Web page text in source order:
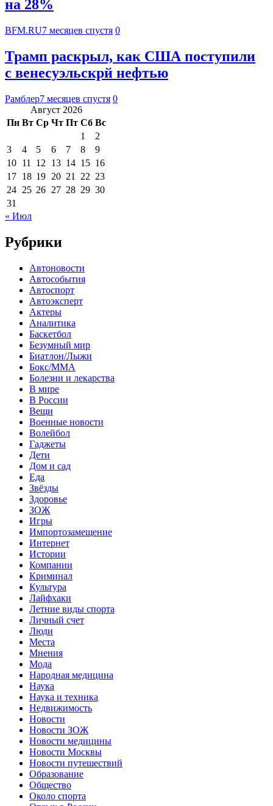
на 28%
BFM.RU7 месяцев спустя 0
Трамп раскрыл, как США поступили
с венесуэльскрй нефтью
Рамблер7 месяцев спустя 0
Август 2026
Пн Вт Ср Чт Пт Сб Вс
1
2
3
4 5 6 7 8
9
10 11 12 13 14 15 16
17 18 19 20 21 22 23
24 25 26 27 28 29 30
31
« Июл
Рубрики
Автоновости
Автособытия
Автоспорт
Автоэксперт
Актеры
Аналитика
Баскетбол
Безумный мир
Биатлон/Лыжи
Бокс/MMA
Болезни и лекарства
В мире
В России
Вещи
Военные новости
Волейбол
Гаджеты
Дети
Дом и сад
Еда
Звёзды
Здоровье
ЗОЖ
Игры
Импортозамещение
Интернет
Истории
Компании
Криминал
Культура
Лайфхаки
Летние виды спорта
Личный счет
Люди
Места
Мнения
Мода
Народная медицина
Наука
Наука и техника
Недвижимость
Новости
Новости ЗОЖ
Новости медицины
Новости Москвы
Новости путешествий
Образование
Общество
Около спорта